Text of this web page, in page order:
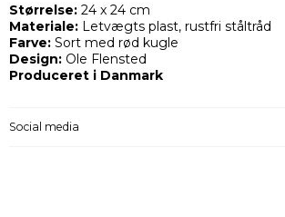
Størrelse: 24 x 24 cm
Materiale: Letvægts plast, rustfri ståltråd
Farve: Sort med rød kugle
Design: Ole Flensted
Produceret i Danmark
Social media